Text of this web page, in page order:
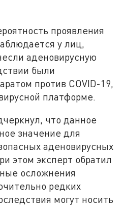
проявления
у лиц,
аденовирусную
были
против COVID-19,
платформе.
что данное
значение для
аденовирусных
этом эксперт обратил
осложнения
редких
могут носить